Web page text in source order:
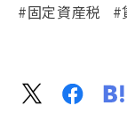
#固定資産税
#